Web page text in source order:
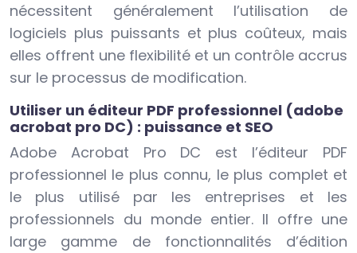
nécessitent généralement l’utilisation de
logiciels plus puissants et plus coûteux, mais
elles offrent une flexibilité et un contrôle accrus
sur le processus de modification.
Utiliser un éditeur PDF professionnel (adobe
acrobat pro DC) : puissance et SEO
Adobe Acrobat Pro DC est l’éditeur PDF
professionnel le plus connu, le plus complet et
le plus utilisé par les entreprises et les
professionnels du monde entier. Il offre une
large gamme de fonctionnalités d’édition